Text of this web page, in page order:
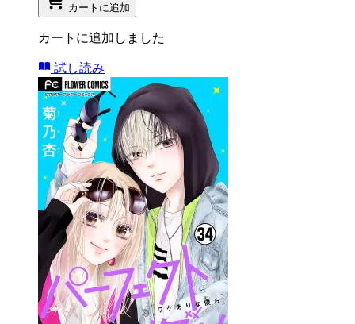
カートに追加
カートに追加しました
試し読み